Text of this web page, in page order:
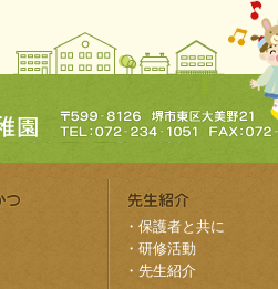
・ 保護者と共に
・ 研修活動
・ 先生紹介